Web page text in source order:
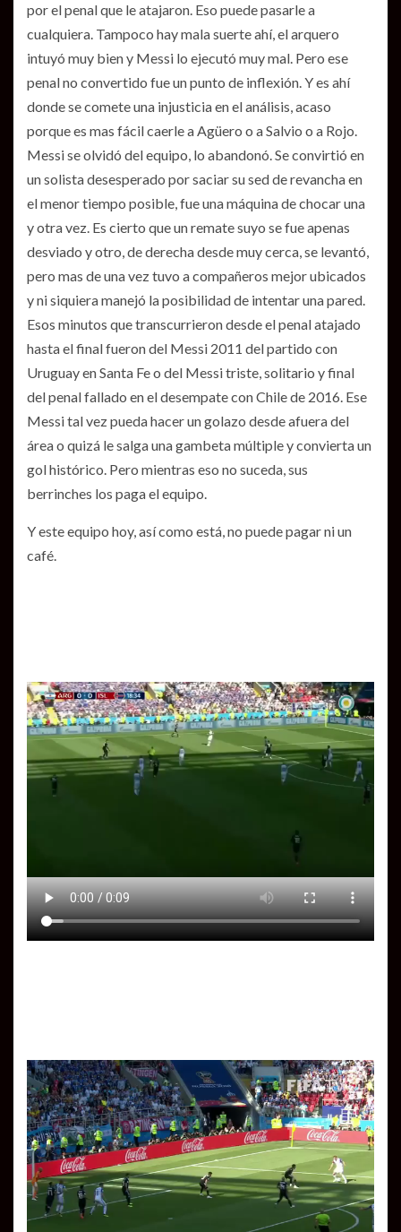
por el penal que le atajaron. Eso puede pasarle a
cualquiera. Tampoco hay mala suerte ahí, el arquero
intuyó muy bien y Messi lo ejecutó muy mal. Pero ese
penal no convertido fue un punto de inflexión. Y es ahí
donde se comete una injusticia en el análisis, acaso
porque es mas fácil caerle a Agüero o a Salvio o a Rojo.
Messi se olvidó del equipo, lo abandonó. Se convirtió en
un solista desesperado por saciar su sed de revancha en
el menor tiempo posible, fue una máquina de chocar una
y otra vez. Es cierto que un remate suyo se fue apenas
desviado y otro, de derecha desde muy cerca, se levantó,
pero mas de una vez tuvo a compañeros mejor ubicados
y ni siquiera manejó la posibilidad de intentar una pared.
Esos minutos que transcurrieron desde el penal atajado
hasta el final fueron del Messi 2011 del partido con
Uruguay en Santa Fe o del Messi triste, solitario y final
del penal fallado en el desempate con Chile de 2016. Ese
Messi tal vez pueda hacer un golazo desde afuera del
área o quizá le salga una gambeta múltiple y convierta un
gol histórico. Pero mientras eso no suceda, sus
berrinches los paga el equipo.
Y este equipo hoy, así como está, no puede pagar ni un
café.